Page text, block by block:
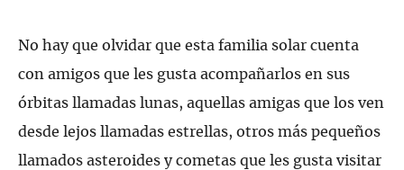
No hay que olvidar que esta familia solar cuenta
con amigos que les gusta acompañarlos en sus
órbitas llamadas lunas, aquellas amigas que los ven
desde lejos llamadas estrellas, otros más pequeños
llamados asteroides y cometas que les gusta visitar